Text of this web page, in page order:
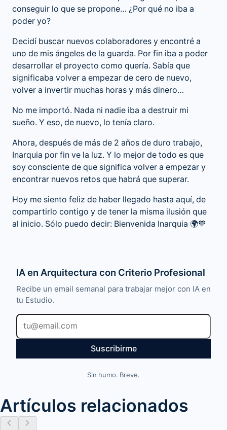
conseguir lo que se propone… ¿Por qué no iba a
poder yo?
Decidí buscar nuevos colaboradores y encontré a
uno de mis ángeles de la guarda. Por fin iba a poder
desarrollar el proyecto como quería. Sabía que
significaba volver a empezar de cero de nuevo,
volver a invertir muchas horas y más dinero…
No me importó. Nada ni nadie iba a destruir mi
sueño. Y eso, de nuevo, lo tenía claro.
Ahora, después de más de 2 años de duro trabajo,
Inarquia por fin ve la luz. Y lo mejor de todo es que
soy consciente de que significa volver a empezar y
encontrar nuevos retos que habrá que superar.
Hoy me siento feliz de haber llegado hasta aquí, de
compartirlo contigo y de tener la misma ilusión que
al inicio. Sólo puedo decir: Bienvenida Inarquia 🌍🧡
IA en Arquitectura con Criterio Profesional
Recibe un email semanal para trabajar mejor con IA en
tu Estudio.
Email
Suscribirme
Sin humo. Breve.
Artículos relacionados